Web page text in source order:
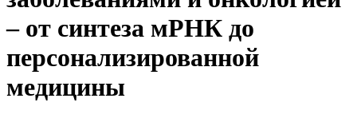
– от синтеза мРНК до
персонализированной
медицины